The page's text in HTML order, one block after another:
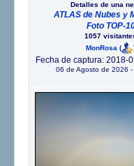
Detalles de una
ATLAS de Nubes y
Foto TOP-
1057
MonRosa (
Fecha de captura: 2018-
06 de Agosto de 2026 -